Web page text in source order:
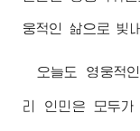
웅적인 삶으로 빛
오늘도 영웅적
리 인민은 모두